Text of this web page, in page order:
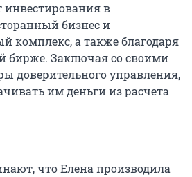
инвестирования в
бизнес и
комплекс, а также благодаря
бирже. Заключая со своими
доверительного управления,
им деньги из расчета
что Елена производила